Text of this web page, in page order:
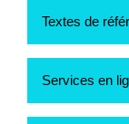
Textes de
Services en